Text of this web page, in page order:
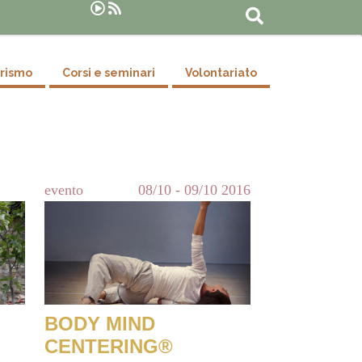
Corsi e seminari Volontariato
evento 08/10 - 09/10 2016
BODY MIND
CENTERING®